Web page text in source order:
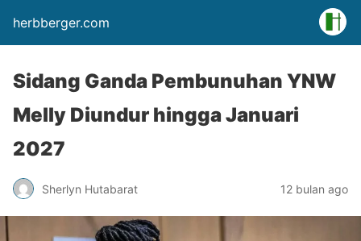
herbberger.com
Sidang Ganda Pembunuhan YNW
Melly Diundur hingga Januari
2027
Sherlyn Hutabarat 12 bulan ago